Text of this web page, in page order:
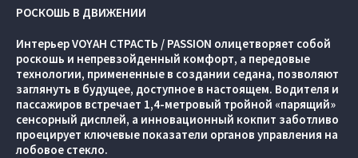
РОСКОШЬ В ДВИЖЕНИИ
Интерьер VOYAH СТРАСТЬ / PASSION олицетворяет собой
роскошь и непревзойденный комфорт, а передовые
технологии, примененные в создании седана, позволяют
заглянуть в будущее, доступное в настоящем. Водителя и
пассажиров встречает 1,4-метровый тройной «парящий»
сенсорный дисплей, а инновационный кокпит заботливо
проецирует ключевые показатели органов управления на
лобовое стекло.